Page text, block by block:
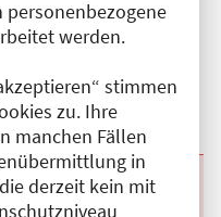
werden.
stimmen
zu. Ihre
manchen Fällen
in
derzeit kein mit
Archiv-Webinar
Uhr
Teil 1 -